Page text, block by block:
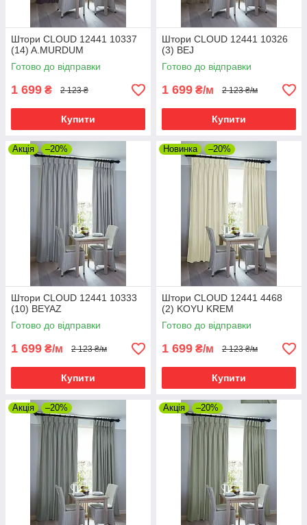
Штори CLOUD 12441 10337
(14) A.MURDUM
Готово до відправки
1 699 ₴ 2 123 ₴
Купити
Штори CLOUD 12441 10326
(3) BEJ
Готово до відправки
1 699 ₴/м 2 123 ₴/м
Купити
Акція –20%
Штори CLOUD 12441 10333
(10) BEYAZ
Готово до відправки
1 699 ₴/м 2 123 ₴/м
Купити
Новинка –20%
Штори CLOUD 12441 4468
(2) KOYU KREM
Готово до відправки
1 699 ₴/м 2 123 ₴/м
Купити
Акція –20% Акція –20%